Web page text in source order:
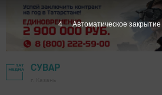
СУВАР
3 Автоматическое